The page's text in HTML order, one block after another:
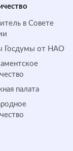
в Совете
Госдумы от НАО
палата